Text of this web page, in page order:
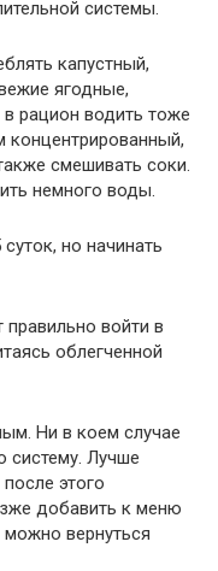
системы.
капустный,
ягодные,
рацион водить тоже
концентрированный,
смешивать соки.
немного воды.
но начинать
войти в
облегченной
Ни в коем случае
систему. Лучше
этого
добавить к меню
вернуться